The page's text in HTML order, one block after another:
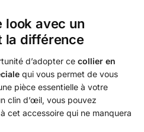
look avec un
la différence
d’adopter ce collier en
qui vous permet de vous
pièce essentielle à votre
clin d’œil, vous pouvez
cet accessoire qui ne manquera